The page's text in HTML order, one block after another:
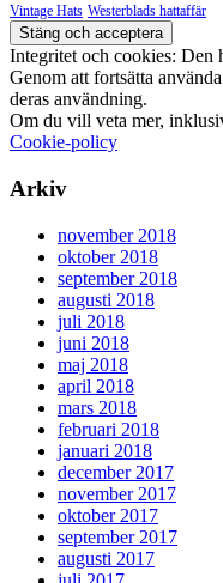
Vintage Hats Westerblads hattaffär
Integritet och cookies: Den
Genom att fortsätta
deras användning.
Om du vill veta mer,
Cookie-policy
Arkiv
november 2018
oktober 2018
september 2018
augusti 2018
juli 2018
juni 2018
maj 2018
april 2018
mars 2018
februari 2018
januari 2018
december 2017
november 2017
oktober 2017
september 2017
augusti 2017